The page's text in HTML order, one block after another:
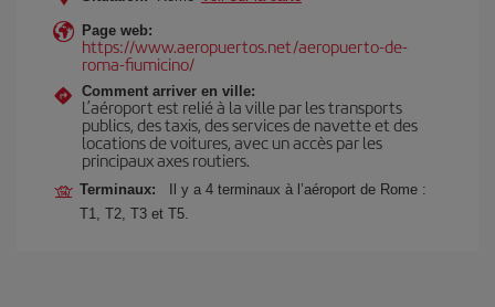
Page web:
https://www.aeropuertos.net/aeropuerto-de-
roma-fiumicino/
Comment arriver en ville:
L’aéroport est relié à la ville par les transports
publics, des taxis, des services de navette et des
locations de voitures, avec un accès par les
principaux axes routiers.
Terminaux:
Il y a 4 terminaux à l’aéroport de Rome :
T1, T2, T3 et T5.